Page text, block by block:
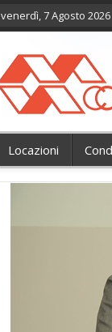
venerdì, 7 Agosto 2026
Locazioni